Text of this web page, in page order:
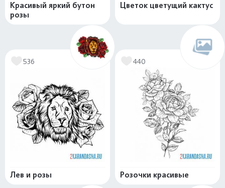
Красивый яркий бутон
розы
Цветок цветущий кактус
536
Лев и розы
440
Розочки красивые